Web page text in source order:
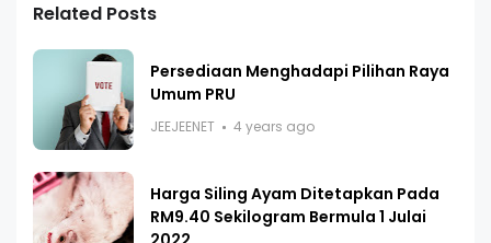
Related Posts
Persediaan Menghadapi Pilihan Raya
Umum PRU
JEEJEENET 4 years ago
Harga Siling Ayam Ditetapkan Pada
RM9.40 Sekilogram Bermula 1 Julai